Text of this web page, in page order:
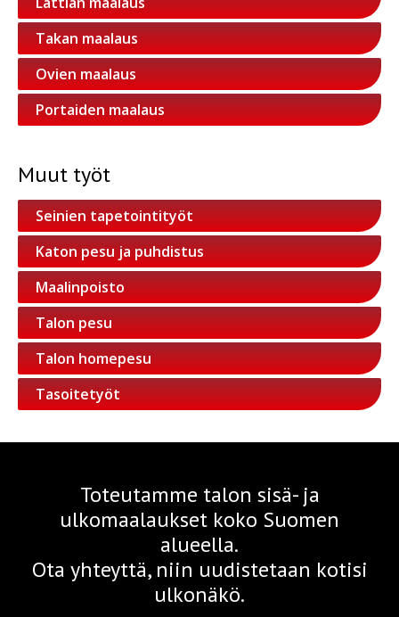
Takan maalaus
Ovien maalaus
Portaiden maalaus
Muut työt
Seinien tapetointityöt
Katon pesu ja puhdistus
Maalinpoisto
Talon pesu
Talon homepesu
Tasoitetyöt
Toteutamme talon sisä- ja
ulkomaalaukset koko Suomen
alueella.
Ota yhteyttä, niin uudistetaan kotisi
ulkonäkö.